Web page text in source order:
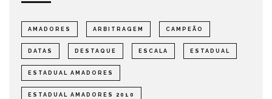
AMADORES ARBITRAGEM CAMPEÃO
DATAS DESTAQUE ESCALA ESTADUAL
ESTADUAL AMADORES
ESTADUAL AMADORES 2010